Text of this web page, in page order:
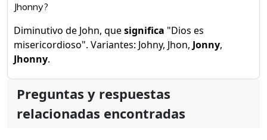
Jhonny?
Diminutivo de John, quesignifica "Dios es
misericordioso". Variantes: Johny, Jhon, Jonny,
Jhonny.
Preguntas y respuestas
relacionadas encontradas